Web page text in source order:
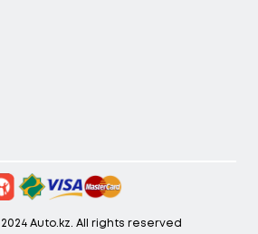
Auto.kz. All rights reserved